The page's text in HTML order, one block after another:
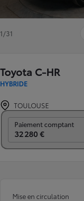
1/31
Toyota C-HR
HYBRIDE
TOULOUSE
Paiement comptant
32 280 €
Mise en circulation